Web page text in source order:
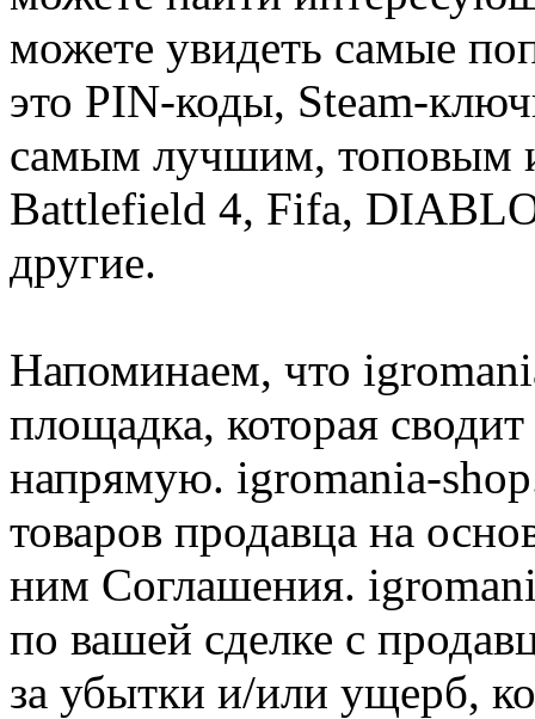
можете увидеть самые
это PIN-коды, Steam-
самым лучшим, топовым
Battlefield 4, Fifa,
другие.
Напоминаем, что
площадка, которая
напрямую. igromania-
товаров продавца на
ним Соглашения.
по вашей сделке с
за убытки и/или ущерб,